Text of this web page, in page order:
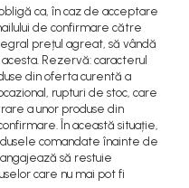
ca, în caz de acceptare
de confirmare către
prețul agreat, să vândă
Rezervă: caracterul
din oferta curentă a
rupturi de stoc, care
a unor produse din
În această situație,
comandate înainte de
să restuie
care nu mai pot fi